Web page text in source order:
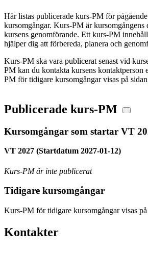
Här listas publicerade kurs-PM för
kursomgångar. Kurs-PM är kursomgångens
kursens genomförande. Ett kurs-PM
hjälper dig att förbereda, planera och
Kurs-PM ska vara publicerat senast vid
PM kan du kontakta kursens kontaktperson
PM för tidigare kursomgångar visas på sidan
Publicerade kurs-PM
Kursomgångar som startar VT
VT 2027 (Startdatum 2027-01-12)
Kurs-PM är inte publicerat
Tidigare kursomgångar
Kurs-PM för tidigare kursomgångar visas på
Kontakter